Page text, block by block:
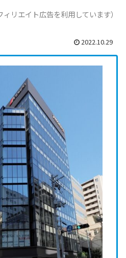
ィリエイト広告を利用しています）
2022.10.29